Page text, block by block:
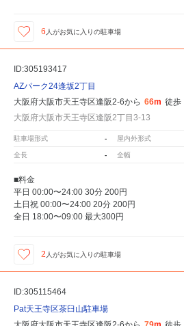
6 人がお気に入りの駐車場
ID:305193417
AZパーク24逢坂2丁目
大阪府大阪市天王寺区逢阪2-6から 66m 徒歩
大阪府大阪市天王寺区逢阪2丁目3-13
駐車場形式 - 屋内外形式
全長 - 全幅
■料金
平日 00:00〜24:00 30分 200円
土日祝 00:00〜24:00 20分 200円
全日 18:00〜09:00 最大300円
2 人がお気に入りの駐車場
ID:305115464
Pat天王寺区茶臼山駐車場